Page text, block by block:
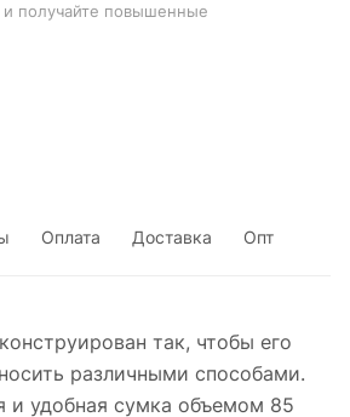
и получайте повышенные
Оплата Доставка Опт
так, чтобы его
различными способами.
и удобная сумка объемом 85